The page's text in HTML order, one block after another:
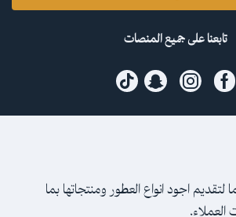
تابعنا على جميع المنصات
لتقديم اجود انواع العطور ومنتجاتها بما